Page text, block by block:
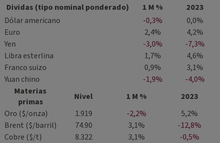
Dividas (tipo nominal ponderado)
1 M %
2023
Dólar americano
-0,3%
0,0%
Euro
2,4%
4,2%
Yen
-3,0%
-7,3%
Libra esterlina
1,7%
4,6%
Franco suizo
0,9%
3,1%
Yuan chino
-1,9%
-4,0%
Materias
primas
Nivel 1 M %
2023
Oro ($/onza)
1.919 -2,2%
5,2%
Brent ($/barril)
74.90 3,1%
-12,8%
Cobre ($/t)
8.322 3,1%
-0,5%